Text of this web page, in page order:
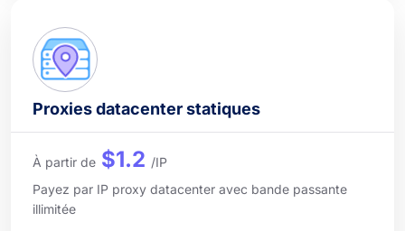
Proxies datacenter statiques
À partir de $1.2 /IP
Payez par IP proxy datacenter avec bande passante
illimitée